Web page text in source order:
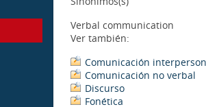
Verbal communication
Ver también:
Comunicación
Comunicación no verbal
Discurso
Fonética